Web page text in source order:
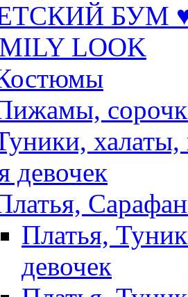
БУМ
LOOK
халаты,
девочек
Платья,
девочек